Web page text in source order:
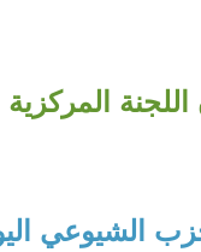
الشيوعي